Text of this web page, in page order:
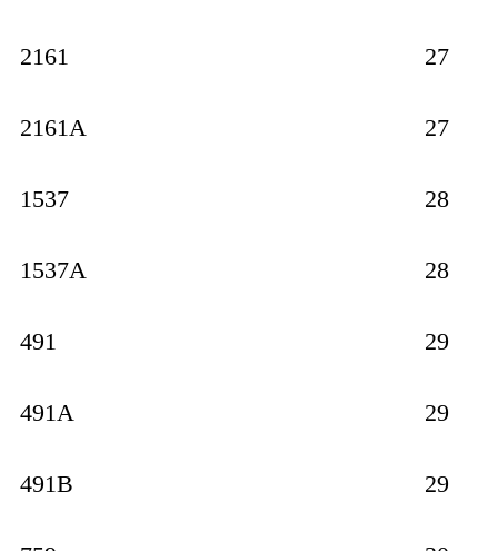
2161 27
2161A 27
1537 28
1537A 28
491 29
491A 29
491B 29